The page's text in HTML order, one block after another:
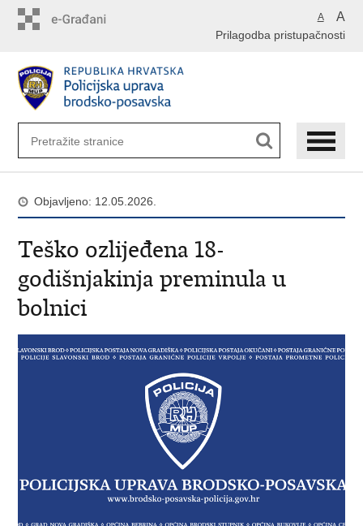
A A
Prilagodba pristupačnosti
Objavljeno: 12.05.2026.
Teško ozlijeđena 18-
godišnjakinja preminula u
bolnici